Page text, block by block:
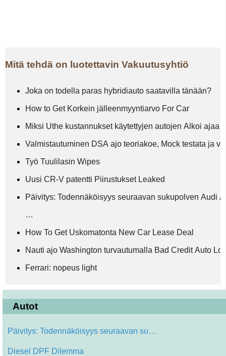
Mitä tehdä on luotettavin Vakuutusyhtiö
Joka on todella paras hybridiauto saatavilla tänään?
How to Get Korkein jälleenmyyntiarvo For Car
Miksi Uthe kustannukset käytettyjen autojen Alkoi ajaa
Valmistautuminen DSA ajo teoriakoe, Mock testata ja
Työ Tuulilasin Wipes
Uusi CR-V patentti Piirustukset Leaked
Päivitys: Todennäköisyys seuraavan sukupolven Audi
…
How To Get Uskomatonta New Car Lease Deal
Nauti ajo Washington turvautumalla Bad Credit Auto
Ferrari: nopeus light
Autot
Päivitys: Todennäköisyys seuraavan su…
Diesel DPF Dilemma